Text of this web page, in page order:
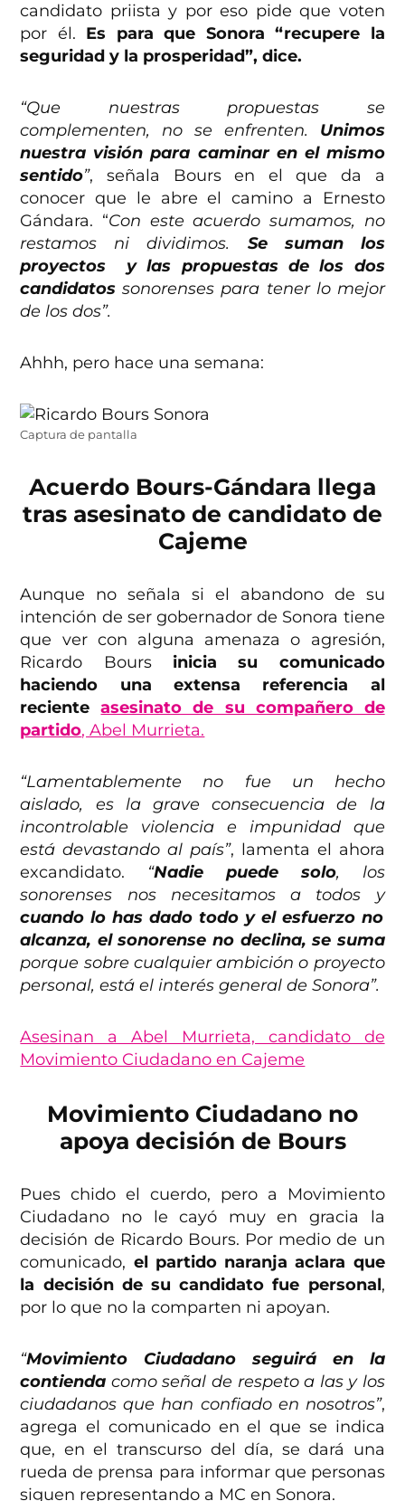
candidato priista y por eso pide que voten
por él. Es para que Sonora “recupere la
seguridad y la prosperidad”, dice.
“Que nuestras propuestas se
complementen, no se enfrenten. Unimos
nuestra visión para caminar en el mismo
sentido”, señala Bours en el que da a
conocer que le abre el camino a Ernesto
Gándara. “Con este acuerdo sumamos, no
restamos ni dividimos. Se suman los
proyectos y las propuestas de los dos
candidatos sonorenses para tener lo mejor
de los dos”.
Ahhh, pero hace una semana:
Captura de pantalla
Acuerdo Bours-Gándara llega
tras asesinato de candidato de
Cajeme
Aunque no señala si el abandono de su
intención de ser gobernador de Sonora tiene
que ver con alguna amenaza o agresión,
Ricardo Boursinicia su comunicado
haciendo una extensa referencia al
recienteasesinato de su compañero de
partido, Abel Murrieta.
“Lamentablemente no fue un hecho
aislado, es la grave consecuencia de la
incontrolable violencia e impunidad que
está devastando al país”, lamenta el ahora
excandidato. “Nadie puede solo, los
sonorenses nos necesitamos a todos y
cuando lo has dado todo y el esfuerzo no
alcanza, el sonorense no declina, se suma
porque sobre cualquier ambición o proyecto
personal, está el interés general de Sonora”.
Asesinan a Abel Murrieta, candidato de
Movimiento Ciudadano en Cajeme
Movimiento Ciudadano no
apoya decisión de Bours
Pues chido el cuerdo, pero a Movimiento
Ciudadano no le cayó muy en gracia la
decisión de Ricardo Bours. Por medio de un
comunicado, el partido naranja aclara que
la decisión de su candidato fue personal,
por lo que no la comparten ni apoyan.
“Movimiento Ciudadano seguirá en la
contienda como señal de respeto a las y los
ciudadanos que han confiado en nosotros”,
agrega el comunicado en el que se indica
que, en el transcurso del día, se dará una
rueda de prensa para informar que personas
siguen representando a MC en Sonora.